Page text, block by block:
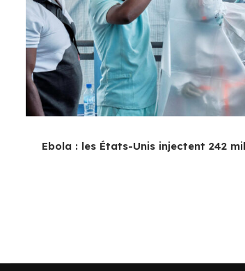
Ebola : les États-Unis injectent 242